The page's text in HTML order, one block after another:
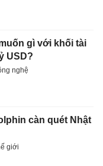
gì với khối tài
USD?
nghệ
càn quét Nhật
giới